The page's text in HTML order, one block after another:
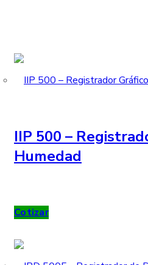
IIP 500 –
Humedad
Cotizar